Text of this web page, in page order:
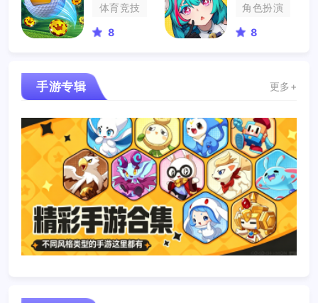
体育竞技
8
角色扮演
8
手游专辑 更多+